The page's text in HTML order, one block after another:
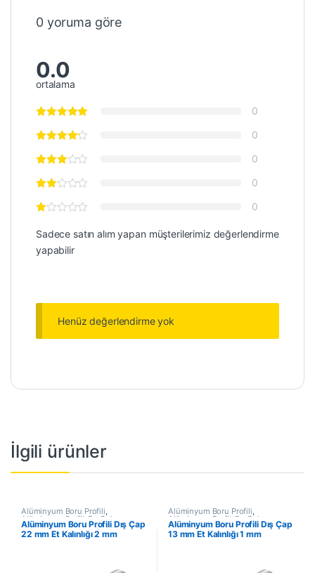
0 yoruma göre
0.0
ortalama
0
0
0
0
0
Sadece satın alım yapan müşterilerimiz değerlendirme
yapabilir
Henüz değerlendirme yok
İlgili ürünler
Alüminyum Boru Profili,
Alüminyum Profil En Çok
Satanlar,İndirimli Ürünler
Alüminyum Boru Profili Dış Çap
22 mm Et Kalınlığı 2 mm
Alüminyum Boru Profili,
Alüminyum Profil En Çok
Satanlar,İndirimli Ürünler
Alüminyum Boru Profili Dış Çap
13 mm Et Kalınlığı 1 mm